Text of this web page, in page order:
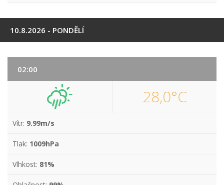
10.8.2026 - PONDĚLÍ
02:00
28,0°C
Vítr: 9.99m/s
Tlak: 1009hPa
Vlhkost: 81%